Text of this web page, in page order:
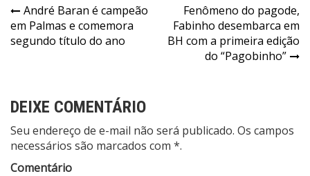
Navegação
de
André Baran é campeão
em Palmas e comemora
segundo título do ano
Fenômeno do pagode,
Fabinho desembarca em
BH com a primeira edição
do “Pagobinho”
DEIXE COMENTÁRIO
Seu endereço de e-mail não será publicado. Os campos
necessários são marcados com *.
Comentário